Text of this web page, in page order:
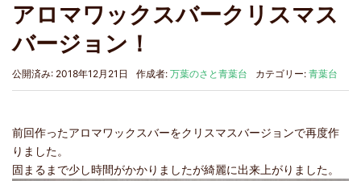
アロマワックスバークリスマス
バージョン！
公開済み: 2018年12月21日 作成者: 万葉のさと青葉台 カテゴリー: 青葉台
前回作ったアロマワックスバーをクリスマスバージョンで再度作
りました。
固まるまで少し時間がかかりましたが綺麗に出来上がりました。